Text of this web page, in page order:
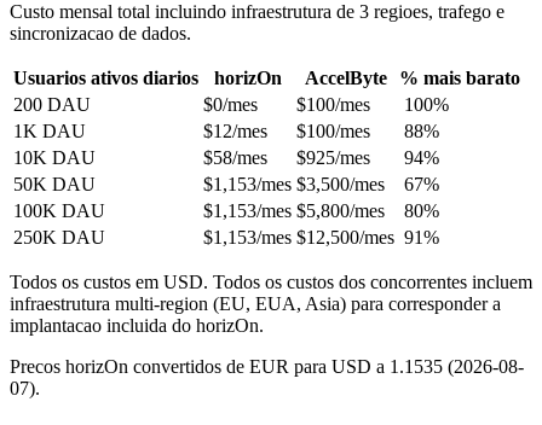
Custo mensal total incluindo infraestrutura de 3 regioes, trafego e
sincronizacao de dados.
Usuarios ativos diarios horizOn AccelByte
% mais barato
200 DAU
$0/mes $100/mes
100%
1K DAU
$12/mes $100/mes
88%
10K DAU
$58/mes $925/mes
94%
50K DAU
$1,153/mes $3,500/mes
67%
100K DAU
$1,153/mes $5,800/mes
80%
250K DAU
$1,153/mes $12,500/mes 91%
Todos os custos em USD. Todos os custos dos concorrentes incluem
infraestrutura multi-region (EU, EUA, Asia) para corresponder a
implantacao incluida do horizOn.
Precos horizOn convertidos de EUR para USD a 1.1535 (2026-08-
07).